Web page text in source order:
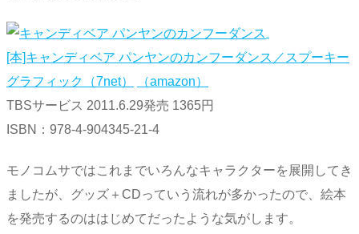
[本]キャンディベア パンヤンのカンフーダンス／スプーキー
グラフィック（7net）
（amazon）
TBSサービス 2011.6.29発売 1365円
ISBN：978-4-904345-21-4
モノコムサではこれまでいろんなキャラクターを展開してき
ましたが、グッズ＋CDっていう流れが多かったので、絵本
を発売するのははじめてだったような気がします。